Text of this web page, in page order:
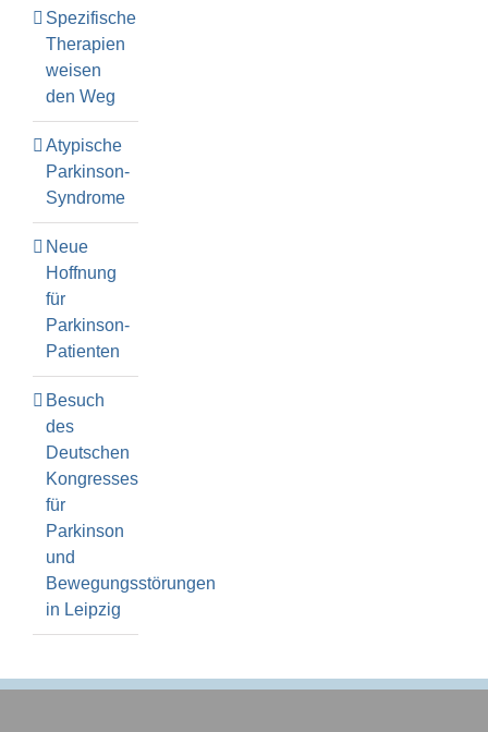
Spezifische
Therapien
weisen
den Weg
Atypische
Parkinson-
Syndrome
Neue
Hoffnung
für
Parkinson-
Patienten
Besuch
des
Deutschen
Kongresses
für
Parkinson
und
Bewegungsstörungen
in Leipzig